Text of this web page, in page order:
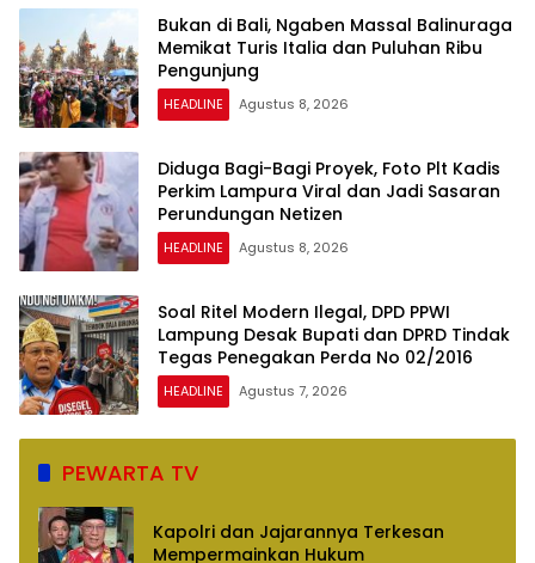
Bukan di Bali, Ngaben Massal Balinuraga
Memikat Turis Italia dan Puluhan Ribu
Pengunjung
HEADLINE Agustus 8, 2026
Diduga Bagi-Bagi Proyek, Foto Plt Kadis
Perkim Lampura Viral dan Jadi Sasaran
Perundungan Netizen
HEADLINE Agustus 8, 2026
Soal Ritel Modern Ilegal, DPD PPWI
Lampung Desak Bupati dan DPRD Tindak
Tegas Penegakan Perda No 02/2016
HEADLINE Agustus 7, 2026
PEWARTA TV
Kapolri dan Jajarannya Terkesan
Mempermainkan Hukum